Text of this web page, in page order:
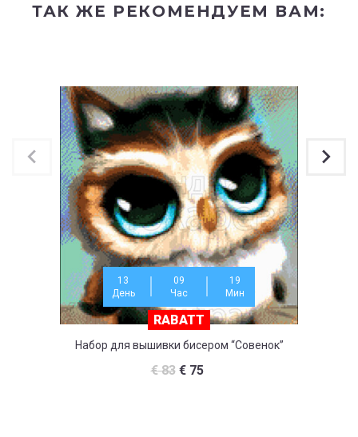
ТАК ЖЕ РЕКОМЕНДУЕМ ВАМ:
13
День
09
Час
19
Мин
RABATT
Набор для вышивки бисером “Совенок”
€83 €75